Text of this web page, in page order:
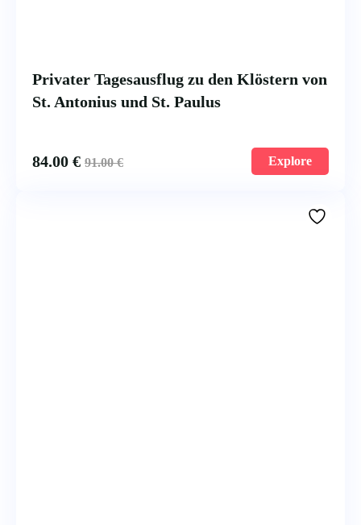
Privater Tagesausflug zu den Klöstern von
St. Antonius und St. Paulus
84.00 € 91.00€ Explore